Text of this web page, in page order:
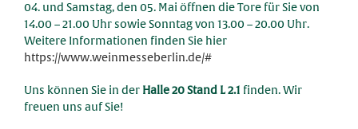
04. und Samstag, den 05. Mai öffnen die Tore für Sie von
14.00 – 21.00 Uhr sowie Sonntag von 13.00 – 20.00 Uhr.
Weitere Informationen finden Sie hier
https://www.weinmesseberlin.de/#
Uns können Sie in der Halle 20 Stand L 2.1 finden. Wir
freuen uns auf Sie!